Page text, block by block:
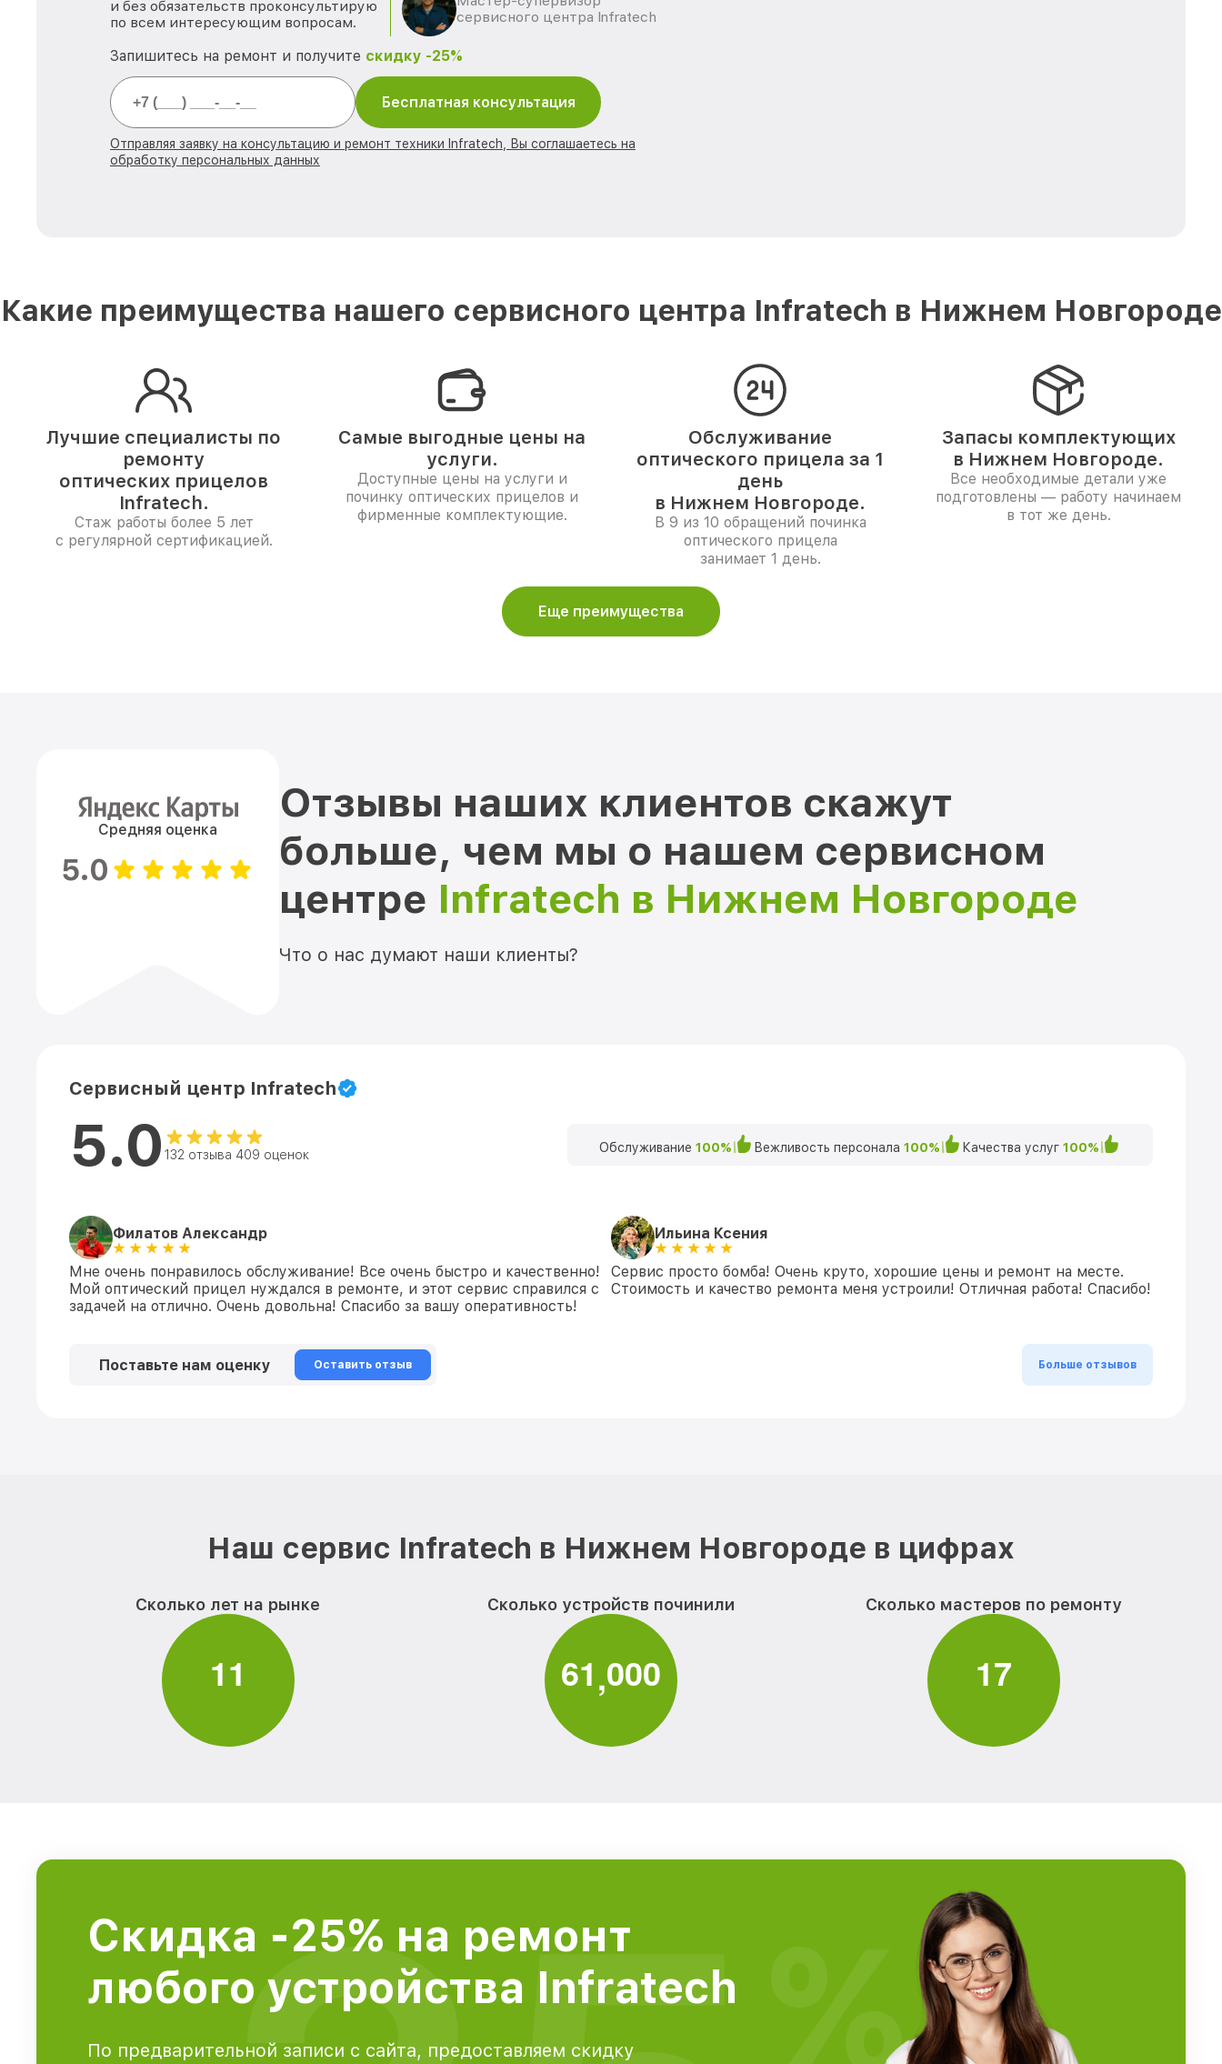
и без обязательств проконсультирую
по всем интересующим вопросам.
сервисного центра Infratech
Запишитесь на ремонт и получите скидку -25%
Бесплатная консультация
Отправляя заявку на консультацию и ремонт техники Infratech, Вы соглашаетесь на
обработку персональных данных
Какие преимущества нашего сервисного центра Infratech в Нижнем Новгороде
Лучшие специалисты по
ремонту
оптических прицелов
Infratech.
Стаж работы более 5 лет
с регулярной сертификацией.
Самые выгодные цены на
услуги.
Доступные цены на услуги и
починку оптических прицелов и
фирменные комплектующие.
Обслуживание
оптического прицела за 1
день
в Нижнем Новгороде.
В 9 из 10 обращений починка
оптического прицела
занимает 1 день.
Запасы комплектующих
в Нижнем Новгороде.
Все необходимые детали уже
подготовлены — работу начинаем
в тот же день.
Еще преимущества
Средняя оценка
5.0
Отзывы наших клиентов скажут
больше, чем мы о нашем сервисном
центре Infratech в Нижнем Новгороде
Что о нас думают наши клиенты?
Сервисный центр Infratech
5.0 132 отзыва 409 оценок Обслуживание 100% Вежливость персонала 100% Качества услуг 100%
Филатов Александр
Мне очень понравилось обслуживание! Все очень быстро и качественно!
Мой оптический прицел нуждался в ремонте, и этот сервис справился с
задачей на отлично. Очень довольна! Спасибо за вашу оперативность!
Ильина Ксения
Сервис просто бомба! Очень круто, хорошие цены и ремонт на месте.
Стоимость и качество ремонта меня устроили! Отличная работа! Спасибо!
Поставьте нам оценку Оставить отзыв Больше отзывов
Наш сервис Infratech в Нижнем Новгороде в цифрах
Сколько лет на рынке
11
Сколько устройств починили
61,000
Сколько мастеров по ремонту
17
Скидка -25% на ремонт
любого устройства Infratech
По предварительной записи с сайта, предоставляем скидку
%